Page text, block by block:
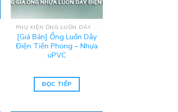
PHỤ KIỆN ỐNG LUỒN DÂY ĐIỆN UPVC TIỀN PHONG
[Giá Bán] Ống Luồn Dây
Điện Tiền Phong – Nhựa
uPVC
ĐỌC TIẾP